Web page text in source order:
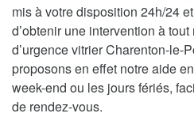
mis à votre disposition 24h/24
d’obtenir une intervention à
d’urgence vitrier Charenton-le-
proposons en effet notre aide
week-end ou les jours fériés,
de rendez-vous.